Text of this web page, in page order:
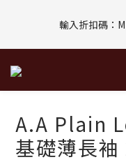
輸入折扣碼：
指定付款方式｜即享
評價回饋｜訂單完成後7
A.A Plain
基礎薄長袖